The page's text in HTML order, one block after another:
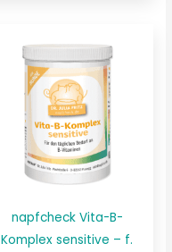
napfcheck Vita-B-
Komplex sensitive – f.